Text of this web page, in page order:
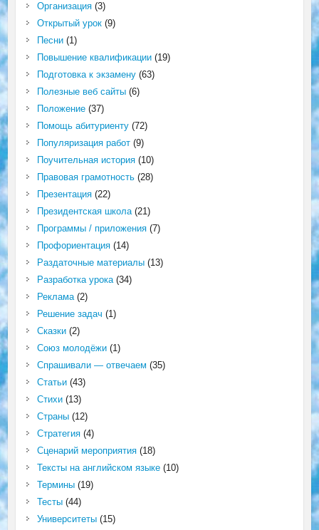
Организация(3)
Открытый урок(9)
Песни(1)
Повышение квалификации(19)
Подготовка к экзамену(63)
Полезные веб сайты(6)
Положение(37)
Помощь абитуриенту(72)
Популяризация работ(9)
Поучительная история(10)
Правовая грамотность(28)
Презентация(22)
Президентская школа(21)
Программы / приложения(7)
Профориентация(14)
Раздаточные материалы(13)
Разработка урока(34)
Реклама(2)
Решение задач (1)
Сказки(2)
Союз молодёжи(1)
Спрашивали — отвечаем (35)
Статьи(43)
Стихи(13)
Страны(12)
Стратегия(4)
Сценарий мероприятия(18)
Тексты на английском языке(10)
Термины(19)
Тесты(44)
Университеты(15)